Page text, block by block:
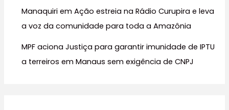
Manaquiri em Ação estreia na Rádio Curupira e leva
a voz da comunidade para toda a Amazônia
MPF aciona Justiça para garantir imunidade de IPTU
a terreiros em Manaus sem exigência de CNPJ